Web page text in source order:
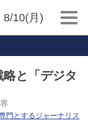
8/10(月)
略と「デジタ
門とするジャーナリス